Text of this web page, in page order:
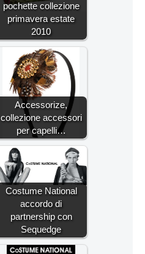
pochette collezione
primavera estate
2010
Accessorize,
collezione accessori
per capelli…
Costume National
accordo di
partnership con
Sequedge